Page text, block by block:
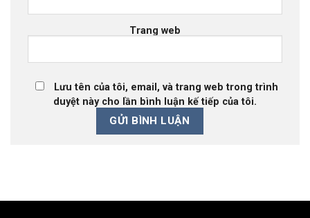
Trang web
Lưu tên của tôi, email, và trang web trong trình
duyệt này cho lần bình luận kế tiếp của tôi.